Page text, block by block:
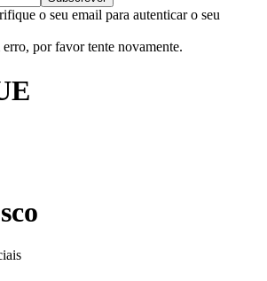
o seu email para autenticar o seu
por favor tente novamente.